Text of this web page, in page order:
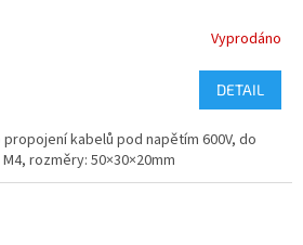
Vyprodáno
DETAIL
kabelů pod napětím 600V, do
rozměry: 50×30×20mm